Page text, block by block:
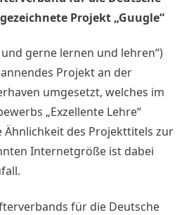
Projekt „Guugle“
und gerne lernen und lehren“)
Projekt an der
umgesetzt, welches im
„Exzellente Lehre“
Ähnlichkeit des Projekttitels zur
Internetgröße ist dabei
für die Deutsche